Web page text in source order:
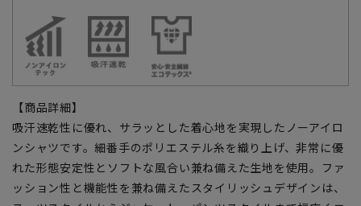
【商品詳細】
吸汗速乾性に優れ、サラッとした着心地を実現したノーアイロ
ンシャツです。細番手のポリエステル糸を織り上げ、非常に優
れた形態安定性とソフトな風合い兼ね備えた生地を使用。ファ
ッション性と機能性を兼ね備えたスタイリッシュデザインは、